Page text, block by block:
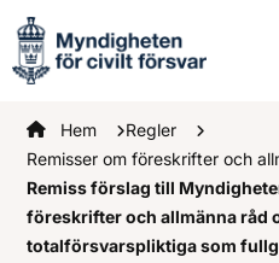
Startsidan
Hem
Regler
Remisser om föreskrifter och
Remiss förslag till
föreskrifter och allmänna råd
totalförsvarspliktiga som